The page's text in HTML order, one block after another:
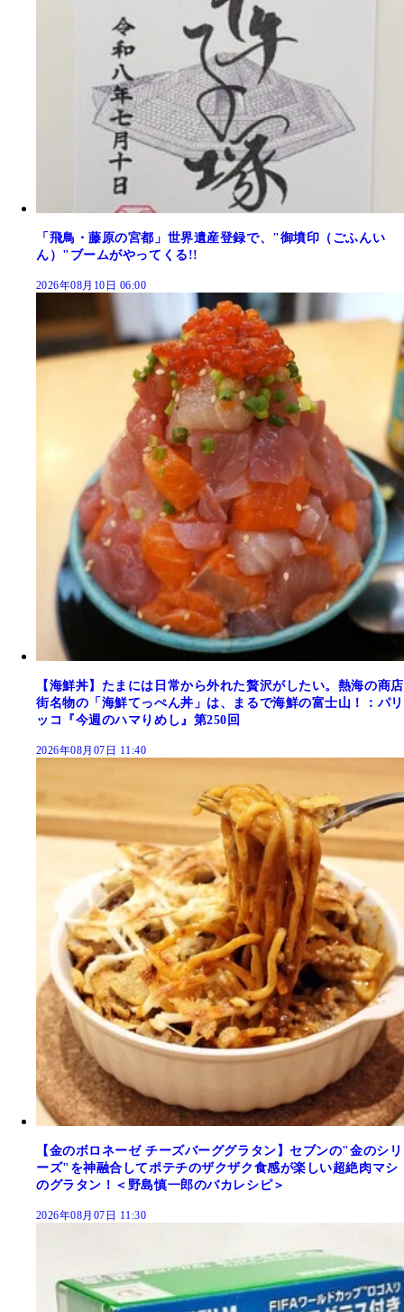
「飛鳥・藤原の宮都」世界遺産登録で、"御墳印（ごふんい
ん）"ブームがやってくる!!
2026年08月10日 06:00
【海鮮丼】たまには日常から外れた贅沢がしたい。熱海の商店
街名物の「海鮮てっぺん丼」は、まるで海鮮の富士山！：パリ
ッコ『今週のハマりめし』第250回
2026年08月07日 11:40
【金のボロネーゼ チーズバーググラタン】セブンの"金のシリ
ーズ"を神融合してポテチのザクザク食感が楽しい超絶肉マシ
のグラタン！＜野島慎一郎のバカレシピ＞
2026年08月07日 11:30